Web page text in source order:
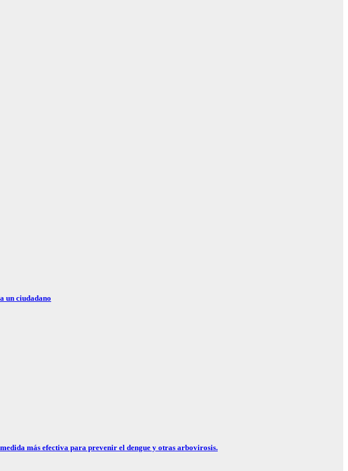
un ciudadano
más efectiva para prevenir el dengue y otras arbovirosis.